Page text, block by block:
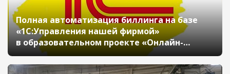
Полная автоматизация биллинга на базе
«1С:Управления нашей фирмой»
в образовательном проекте «Онлайн-
школа»